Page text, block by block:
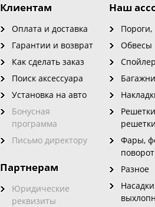
Наш
Пороги,
Обвесы
Фары,
Разное
Клиентам
Оплата и доставка
Гарантии и возврат
Как сделать заказ
Поиск аксессуара
Установка на авто
Бонусная
программа
Письмо директору
Партнерам
Юридические
реквизиты